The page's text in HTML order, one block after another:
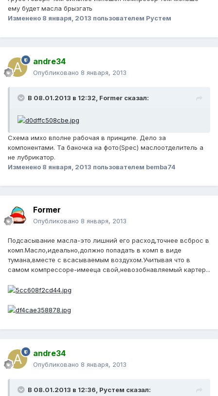
ему будет масла брызгать
Изменено 8 января, 2013 пользователем Рустем
andre34
Опубликовано 8 января, 2013
В 08.01.2013 в 12:32, Former сказал:
Схема имхо вполне рабочая в принципе. Дело за
компонентами. Та баночка на фото(Spec) маслоотделитель а
не лубрикатор.
Изменено 8 января, 2013 пользователем bemba74
Former
Опубликовано 8 января, 2013
Подсасывание масла-это лишний его расход,точнее всброс в
комп.Масло,идеально,должно попадать в комп в виде
тумана,вместе с всасываемым воздухом.Учитывая что в
самом компрессоре-имееца свой,невозобнавляемый картер...
andre34
Опубликовано 8 января, 2013
В 08.01.2013 в 12:36, Рустем сказал: